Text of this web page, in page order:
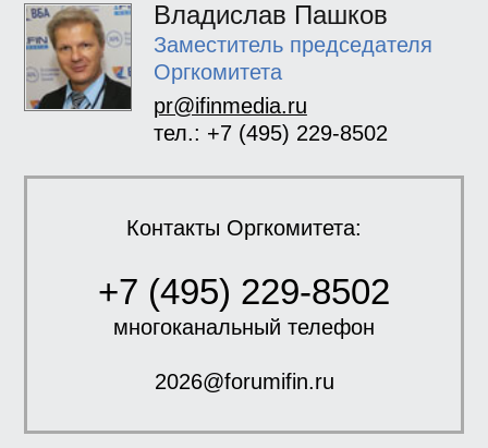
Владислав Пашков
Заместитель председателя
Оргкомитета
pr@ifinmedia.ru
тел.: +7 (495) 229-8502
Контакты Оргкомитета:
+7 (495) 229-8502
многоканальный телефон
2026@forumifin.ru